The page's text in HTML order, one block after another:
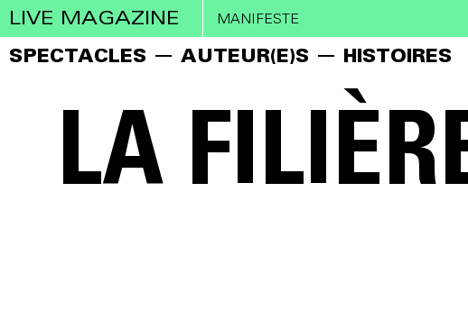
LIVE MAGAZINE MANIFESTE
SPECTACLES AUTEUR(E)S HISTOIRES
LA